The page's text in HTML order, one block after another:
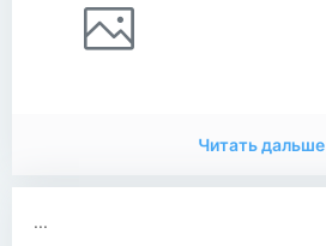
Читать дальше
...